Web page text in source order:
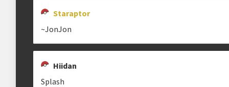
Staraptor
~JonJon
Hiidan
Splash